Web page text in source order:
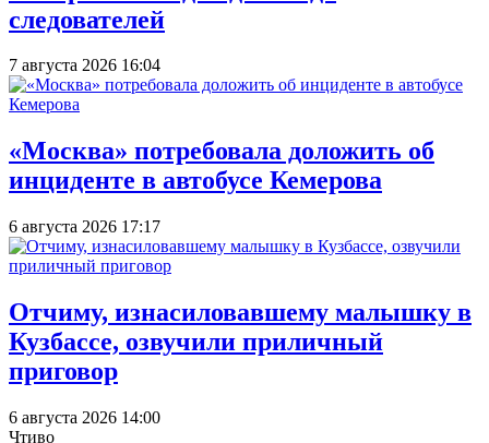
следователей
7 августа 2026 16:04
«Москва» потребовала доложить об
инциденте в автобусе Кемерова
6 августа 2026 17:17
Отчиму, изнасиловавшему малышку в
Кузбассе, озвучили приличный
приговор
6 августа 2026 14:00
Чтиво